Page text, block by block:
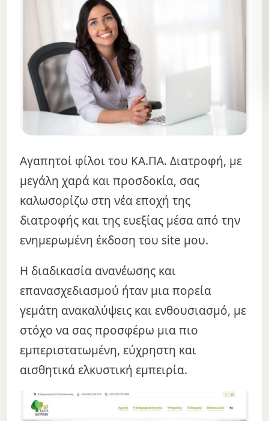
Αγαπητοί φίλοι του ΚΑ.ΠΑ. Διατροφή, με
μεγάλη χαρά και προσδοκία, σας
καλωσορίζω στη νέα εποχή της
διατροφής και της ευεξίας μέσα από την
ενημερωμένη έκδοση του site μου.
Η διαδικασία ανανέωσης και
επανασχεδιασμού ήταν μια πορεία
γεμάτη ανακαλύψεις και ενθουσιασμό, με
στόχο να σας προσφέρω μια πιο
εμπεριστατωμένη, εύχρηστη και
αισθητικά ελκυστική εμπειρία.